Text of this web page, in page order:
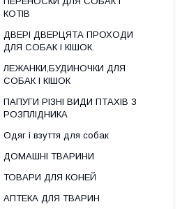
КОТІВ
ДВЕРІ ДВЕРЦЯТА ПРОХОДИ
ДЛЯ СОБАК І КІШОК.
ЛЕЖАНКИ,БУДИНОЧКИ ДЛЯ
СОБАК І КІШОК
ПАПУГИ РІЗНІ ВИДИ ПТАХІВ З
РОЗПЛІДНИКА
Одяг і взуття для собак
ДОМАШНІ ТВАРИНИ
ТОВАРИ ДЛЯ КОНЕЙ
АПТЕКА ДЛЯ ТВАРИН